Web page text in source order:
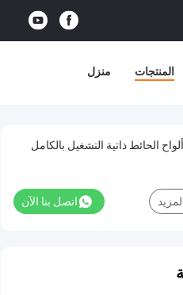
منزل المنتجات
الحائط ذاتية التشغيل بالكامل
اتصل بنا الآن